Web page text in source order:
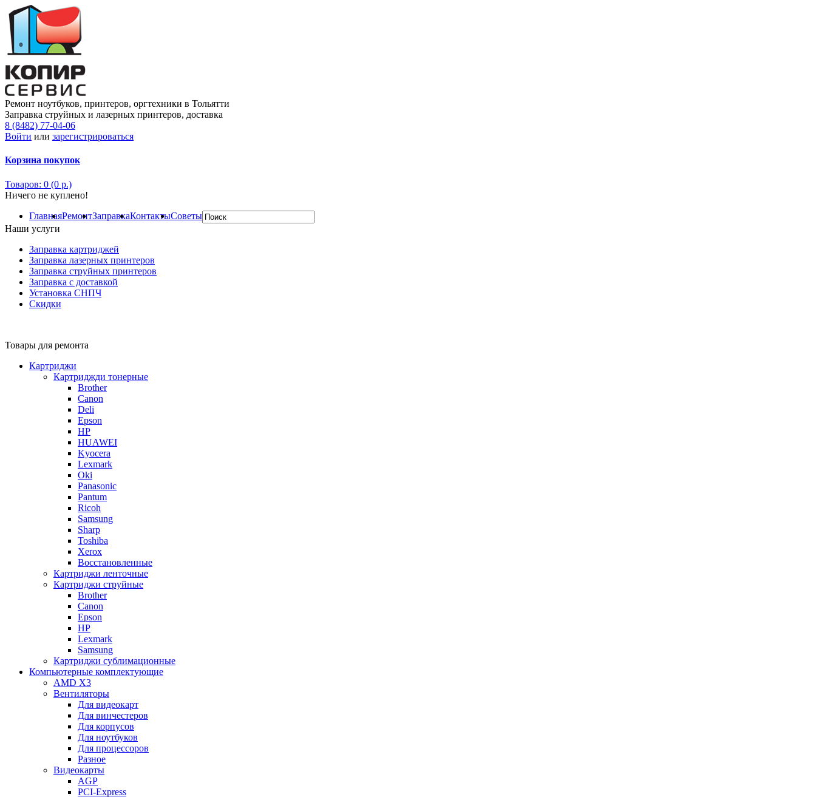
Ремонт ноутбуков, принтеров, оргтехники в Тольятти
Заправка струйных и лазерных принтеров, доставка
8 (8482) 77-04-06
Войти или зарегистрироваться
Корзина покупок
Товаров: 0 (0 р.)
Ничего не куплено!
ГлавнаяРемонтЗаправкаКонтактыСоветы
Наши услуги
Заправка картриджей
Заправка лазерных принтеров
Заправка струйных принтеров
Заправка с доставкой
Установка СНПЧ
Скидки
Товары для ремонта
Картриджи
Картриджди тонерные
Brother
Canon
Deli
Epson
HP
HUAWEI
Kyocera
Lexmark
Oki
Panasonic
Pantum
Ricoh
Samsung
Sharp
Toshiba
Xerox
Восстановленные
Картриджи ленточные
Картриджи струйные
Brother
Canon
Epson
HP
Lexmark
Samsung
Картриджи сублимационные
Компьютерные комплектующие
AMD X3
Вентиляторы
Для видеокарт
Для винчестеров
Для корпусов
Для ноутбуков
Для процессоров
Разное
Видеокарты
AGP
PCI-Express